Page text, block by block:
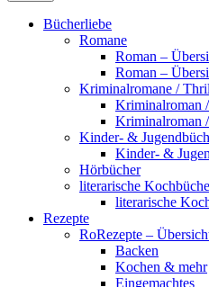
Bücherliebe
Romane
Roman –
Roman –
Kriminalromane /
Kriminalroman
Kriminalroman
Kinder- &
Kinder- &
Hörbücher
literarische
literarische
Rezepte
RoRezepte –
Backen
Kochen & mehr
Eingemachtes